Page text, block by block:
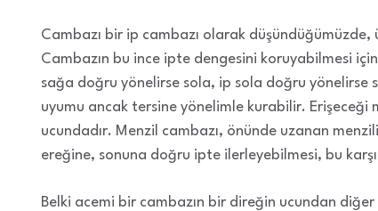
Cambazı bir ip cambazı olarak
Cambazın bu ince ipte dengesini koruyabilmesi
sağa doğru yönelirse sola, ip sola doğru yönelirse
uyumu ancak tersine yönelimle kurabilir. Erişeceği
ucundadır. Menzil cambazı, önünde uzanan
ereğine, sonuna doğru ipte ilerleyebilmesi, bu
Belki acemi bir cambazın bir direğin ucundan